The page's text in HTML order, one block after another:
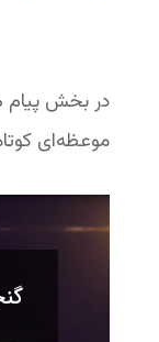
در بخش پیام
موعظه‌ای